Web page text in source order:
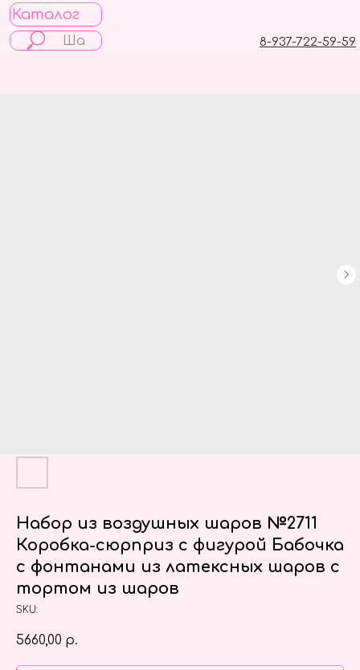
Каталог
8-937-722-59-59
Набор из воздушных шаров №2711
Коробка-сюрприз с фигурой Бабочка
с фонтанами из латексных шаров с
тортом из шаров
SKU:
5660,00 р.